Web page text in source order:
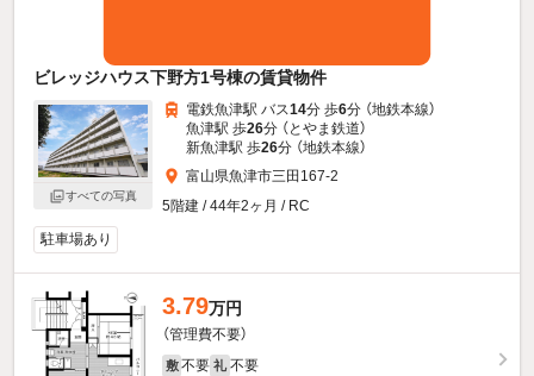
ビレッジハウス下野方1号棟の賃貸物件
すべての写真
電鉄魚津駅 バス14分 歩6分 （地鉄本線）
魚津駅 歩26分 （とやま鉄道）
新魚津駅 歩26分 （地鉄本線）
富山県魚津市三田167-2
5階建 / 44年2ヶ月 / RC
駐車場あり
3.79万円
（管理費不要）
敷 不要 礼 不要